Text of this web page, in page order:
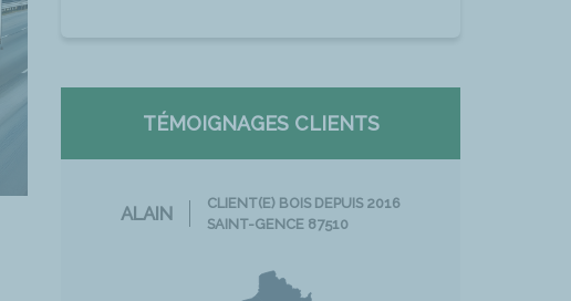
TÉMOIGNAGES CLIENTS
ALAIN
CLIENT(E) BOIS DEPUIS 2016
SAINT-GENCE 87510